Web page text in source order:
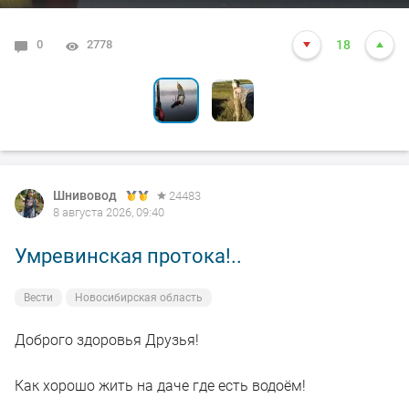
0 2778 18
0 2275 7
Шнивовод
24483
8 августа 2026, 09:40
Умревинская протока!..
Вести Новосибирская область
Доброго здоровья Друзья!
Как хорошо жить на даче где есть водоём!